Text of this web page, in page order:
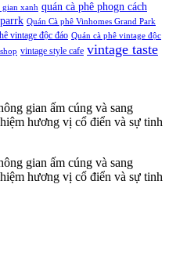
gian xanh quán cà phê phogn cách
Quán Cà phê Vinhomes Grand Park
vintage độc đáo Quán cà phê vintage độc
vintage style cafe vintage taste
gian ấm cúng và sang
hương vị cổ điển và sự tinh
gian ấm cúng và sang
hương vị cổ điển và sự tinh